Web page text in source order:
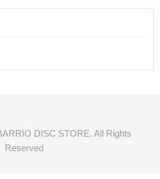
DISC STORE. All Rights
Reserved